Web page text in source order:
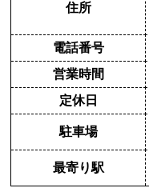
住所
電話番号
営業時間
定休日
駐車場
最寄り駅